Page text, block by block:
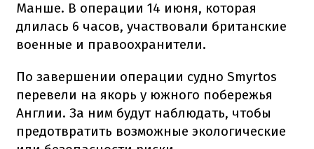
Манше. В операции 14 июня, которая
длилась 6 часов, участвовали британские
военные и правоохранители.
По завершении операции судно Smyrtos
перевели на якорь у южного побережья
Англии. За ним будут наблюдать, чтобы
предотвратить возможные экологические